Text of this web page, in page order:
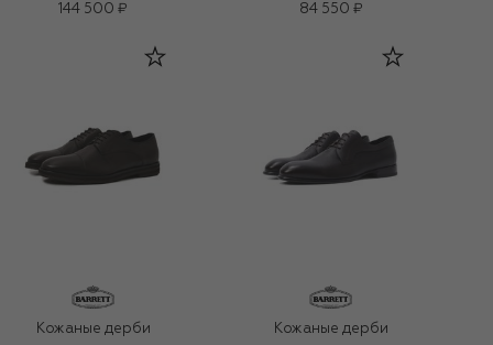
144 500 ₽
84 550 ₽
Кожаные дерби
Кожаные дерби